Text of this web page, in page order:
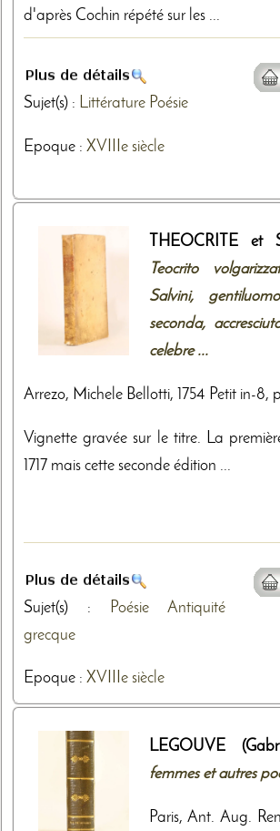
d'après Cochin répété sur les ...
Sujet(s) : Littérature Poésie
Epoque : XVIIIe siècle
THEOCRITE et
Teocrito
Salvini,
seconda,
celebre ...
Arrezo, Michele Bellotti, 1754 Petit in-8,
Vignette gravée sur le titre. La
1717 mais cette seconde édition ...
Sujet(s) : Poésie
Antiquité
grecque
Epoque : XVIIIe siècle
LEGOUVE
femmes et autres
Paris, Ant. Aug.